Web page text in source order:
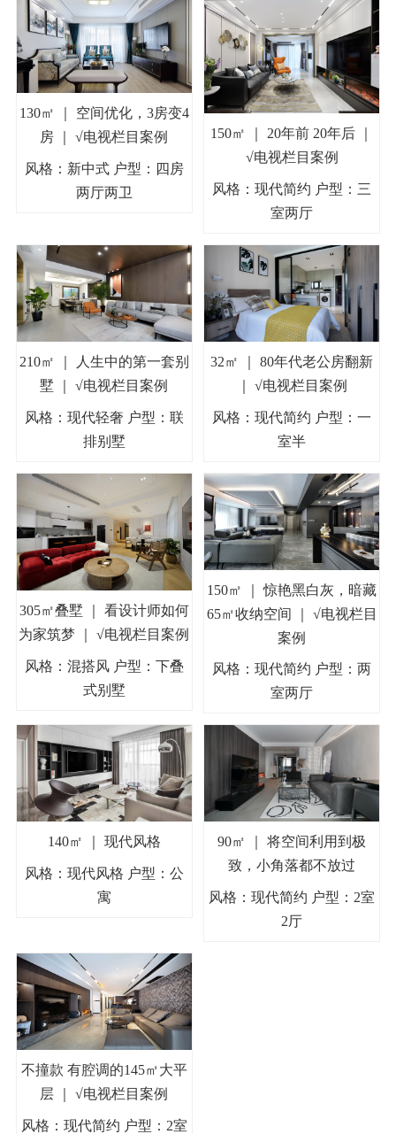
130㎡ ｜ 空间优化，3房变4
房 ｜ √电视栏目案例
风格：新中式 户型：四房
两厅两卫
150㎡ ｜ 20年前 20年后 ｜
√电视栏目案例
风格：现代简约 户型：三
室两厅
210㎡ ｜ 人生中的第一套别
墅 ｜ √电视栏目案例
风格：现代轻奢 户型：联
排别墅
32㎡ ｜ 80年代老公房翻新
｜ √电视栏目案例
风格：现代简约 户型：一
室半
305㎡叠墅 ｜ 看设计师如何
为家筑梦 ｜ √电视栏目案例
风格：混搭风 户型：下叠
式别墅
150㎡ ｜ 惊艳黑白灰，暗藏
65㎡收纳空间 ｜ √电视栏目
案例
风格：现代简约 户型：两
室两厅
140㎡ ｜ 现代风格
风格：现代风格 户型：公
寓
90㎡ ｜ 将空间利用到极
致，小角落都不放过
风格：现代简约 户型：2室
2厅
不撞款 有腔调的145㎡大平
层 ｜ √电视栏目案例
风格：现代简约 户型：2室